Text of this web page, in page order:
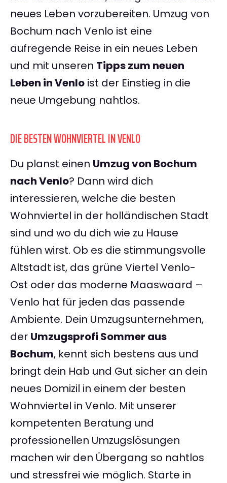
neues Leben vorzubereiten. Umzug von
Bochum nach Venlo ist eine
aufregende Reise in ein neues Leben
und mit unseren Tipps zum neuen
Leben in Venlo ist der Einstieg in die
neue Umgebung nahtlos.
DIE BESTEN WOHNVIERTEL IN VENLO
Du planst einen Umzug von Bochum
nach Venlo? Dann wird dich
interessieren, welche die besten
Wohnviertel in der holländischen Stadt
sind und wo du dich wie zu Hause
fühlen wirst. Ob es die stimmungsvolle
Altstadt ist, das grüne Viertel Venlo-
Ost oder das moderne Maaswaard –
Venlo hat für jeden das passende
Ambiente. Dein Umzugsunternehmen,
der Umzugsprofi Sommer aus
Bochum, kennt sich bestens aus und
bringt dein Hab und Gut sicher an dein
neues Domizil in einem der besten
Wohnviertel in Venlo. Mit unserer
kompetenten Beratung und
professionellen Umzugslösungen
machen wir den Übergang so nahtlos
und stressfrei wie möglich. Starte in